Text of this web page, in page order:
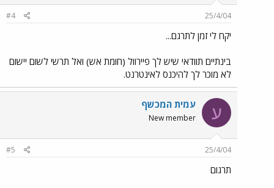
25/4/04
#4
יקח לי זמן לתרגם...
בינתיים תוודאי שיש לך פיירוול (חומת אש) ואל תרשי לשום יישום
לא מוכר לך להיכנס לאינטרנט.
ע עמית המכשף
New member
25/4/04
#5
תרגום